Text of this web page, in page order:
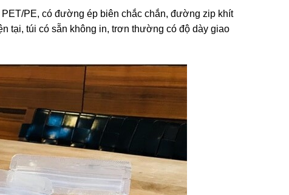
PE, có đường ép biên chắc chắn, đường zip khít
tại, túi có sẵn không in, trơn thường có độ dày giao